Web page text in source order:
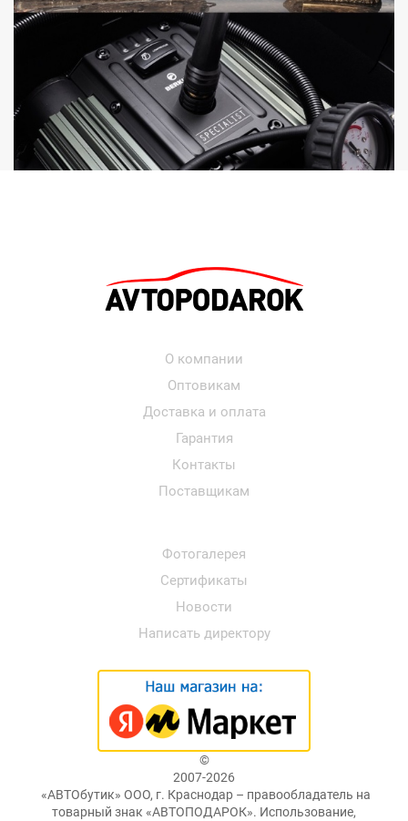
О компании
Оптовикам
Доставка и оплата
Гарантия
Контакты
Поставщикам
Фотогалерея
Сертификаты
Новости
Написать директору
©
2007-2026
«АВТОбутик» ООО, г. Краснодар – правообладатель на
товарный знак «АВТОПОДАРОК». Использование,